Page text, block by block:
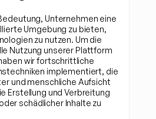
Unternehmen eine
Umgebung zu bieten,
zu nutzen. Um die
Nutzung unserer Plattform
wir fortschrittliche
implementiert, die
und menschliche Aufsicht
Erstellung und Verbreitung
schädlicher Inhalte zu